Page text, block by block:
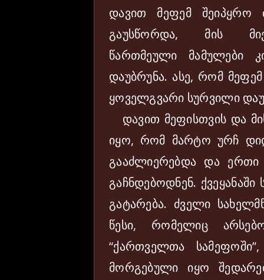
დავით მეფემ შეიპყრო
გაუსწორდა, მის
წართმეული მამულები
დაუბრუნა. ასე, რომ
ყოველგვარი სურვილი
დავით მეფისთვის და
იყო, რომ მარტო ურჩ
გააძლიერებდა და ერთი
გაჩნდებოდნენ.
გატარება. ძველი
წესი, რომელიც
“ქართველთა
მორგებული იყო